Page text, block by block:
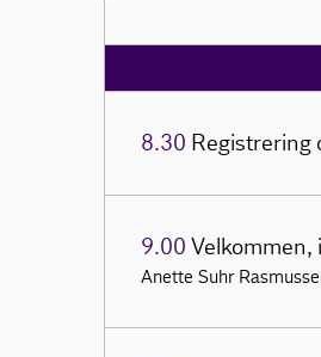
8.30 Registrering
9.00
Anette Suhr